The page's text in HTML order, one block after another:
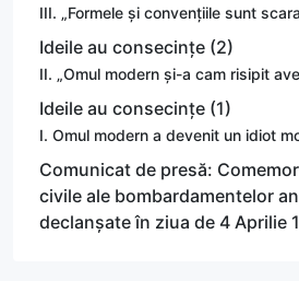
III. „Formele și convențiile sunt
Ideile au consecințe (2)
II. „Omul modern și-a cam risipit
Ideile au consecințe (1)
I. Omul modern a devenit un idiot
Comunicat de presă:
civile ale bombardamentelor
declanșate în ziua de 4 Aprilie